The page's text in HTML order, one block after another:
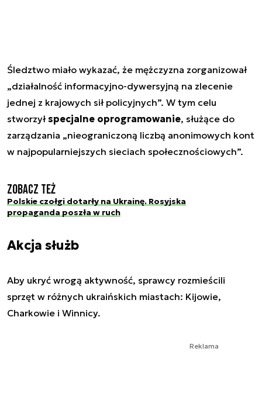
Śledztwo miało wykazać, że mężczyzna zorganizował
„działalność informacyjno-dywersyjną na zlecenie
jednej z krajowych sił policyjnych”. W tym celu
stworzyłspecjalne oprogramowanie, służące do
zarządzania „nieograniczoną liczbą anonimowych kont
w najpopularniejszych sieciach społecznościowych”.
Zobacz też
Polskie czołgi dotarły na Ukrainę. Rosyjska
propaganda poszła w ruch
Akcja służb
Aby ukryć wrogą aktywność, sprawcy rozmieścili
sprzęt w różnych ukraińskich miastach: Kijowie,
Charkowie i Winnicy.
Reklama